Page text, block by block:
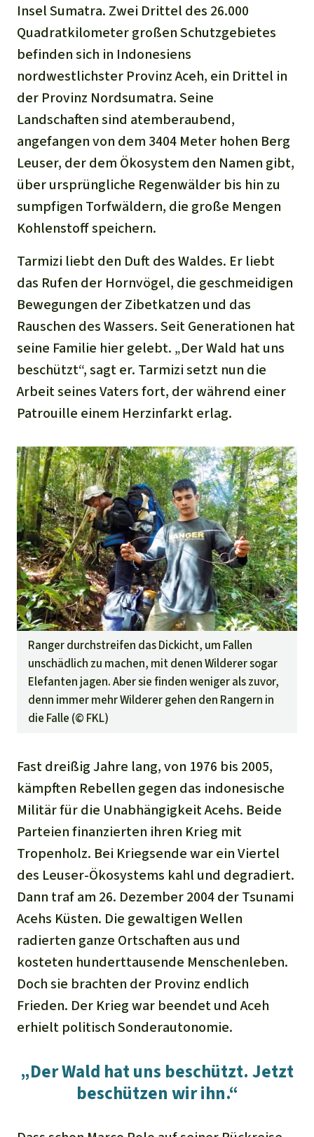
Insel Sumatra. Zwei Drittel des 26.000
Quadratkilometer großen Schutzgebietes
befinden sich in Indonesiens
nordwestlichster Provinz Aceh, ein Drittel in
der Provinz Nordsumatra. Seine
Landschaften sind atemberaubend,
angefangen von dem 3404 Meter hohen Berg
Leuser, der dem Ökosystem den Namen gibt,
über ursprüngliche Regenwälder bis hin zu
sumpfigen Torfwäldern, die große Mengen
Kohlenstoff speichern.
Tarmizi liebt den Duft des Waldes. Er liebt
das Rufen der Hornvögel, die geschmeidigen
Bewegungen der Zibetkatzen und das
Rauschen des Wassers. Seit Generationen hat
seine Familie hier gelebt. „Der Wald hat uns
beschützt“, sagt er. Tarmizi setzt nun die
Arbeit seines Vaters fort, der während einer
Patrouille einem Herzinfarkt erlag.
Ranger durchstreifen das Dickicht, um Fallen
unschädlich zu machen, mit denen Wilderer sogar
Elefanten jagen. Aber sie finden weniger als zuvor,
denn immer mehr Wilderer gehen den Rangern in
die Falle (© FKL)
Fast dreißig Jahre lang, von 1976 bis 2005,
kämpften Rebellen gegen das indonesische
Militär für die Unabhängigkeit Acehs. Beide
Parteien finanzierten ihren Krieg mit
Tropenholz. Bei Kriegsende war ein Viertel
des Leuser-Ökosystems kahl und degradiert.
Dann traf am 26. Dezember 2004 der Tsunami
Acehs Küsten. Die gewaltigen Wellen
radierten ganze Ortschaften aus und
kosteten hunderttausende Menschenleben.
Doch sie brachten der Provinz endlich
Frieden. Der Krieg war beendet und Aceh
erhielt politisch Sonderautonomie.
„Der Wald hat uns beschützt. Jetzt
beschützen wir ihn.“